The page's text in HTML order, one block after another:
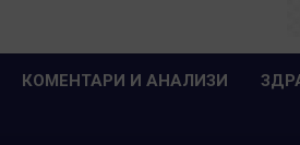
КОМЕНТАРИ И АНАЛИЗИ